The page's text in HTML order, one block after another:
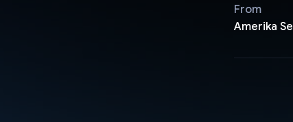
From
Amerika